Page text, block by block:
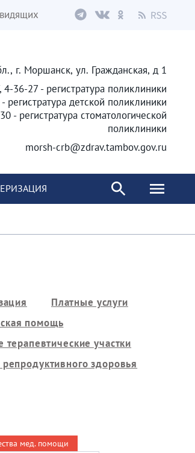
г. Моршанск, ул. Гражданская, д 1
4-36-27 - регистратура поликлиники
регистратура детской поликлиники
- регистратура стоматологической
поликлиники
morsh-crb@zdrav.tambov.gov.ru
Платные услуги
помощь
участки
здоровья
мед. помощи